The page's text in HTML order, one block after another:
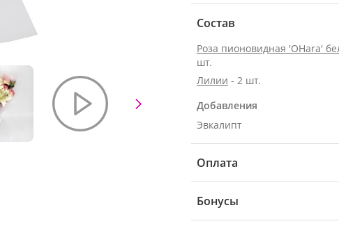
Состав
Роза пионовидная 'OHara'
шт.
Лилии - 2 шт.
Добавления
Эвкалипт
Оплата
Бонусы